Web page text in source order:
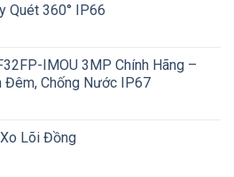
Quét 360° IP66
IMOU 3MP Chính Hãng –
Đêm, Chống Nước IP67
Lõi Đồng